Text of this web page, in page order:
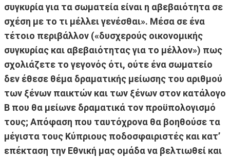
συγκυρία για τα σωματεία είναι η αβεβαιότητα σε
σχέση με το τι μέλλει γενέσθαι». Μέσα σε ένα
τέτοιο περιβάλλον («δυσχερούς οικονομικής
συγκυρίας και αβεβαιότητας για το μέλλον») πως
σχολιάζετε το γεγονός ότι, ούτε ένα σωματείο
δεν έθεσε θέμα δραματικής μείωσης του αριθμού
των ξένων παικτών και των ξένων στον κατάλογο
Β που θα μείωνε δραματικά τον προϋπολογισμό
τους; Απόφαση που ταυτόχρονα θα βοηθούσε τα
μέγιστα τους Κύπριους ποδοσφαιριστές και κατ’
επέκταση την Εθνική μας ομάδα να βελτιωθεί και